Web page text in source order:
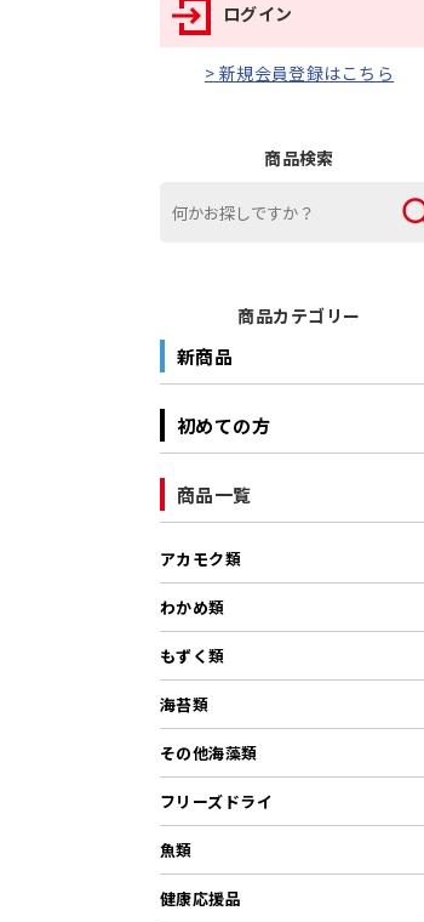
ログイン
> 新規会員登録はこちら
商品検索
商品カテゴリー
新商品
初めての方
商品一覧
アカモク類
わかめ類
もずく類
海苔類
その他海藻類
フリーズドライ
魚類
健康応援品